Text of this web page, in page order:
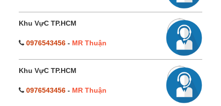
Khu VựC TP.HCM
0976543456 - MR Thuận
Khu VựC TP.HCM
0976543456 - MR Thuận